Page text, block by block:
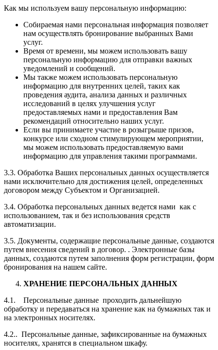
Как мы используем вашу персональную информацию:
Собираемая нами персональная информация позволяет
нам осуществлять бронирование выбранных Вами
услуг.
Время от времени, мы можем использовать вашу
персональную информацию для отправки важных
уведомлений и сообщений.
Мы также можем использовать персональную
информацию для внутренних целей, таких как
проведения аудита, анализа данных и различных
исследований в целях улучшения услуг
предоставляемых нами и предоставления Вам
рекомендаций относительно наших услуг.
Если вы принимаете участие в розыгрыше призов,
конкурсе или сходном стимулирующем мероприятии,
мы можем использовать предоставляемую вами
информацию для управления такими программами.
3.3. Обработка Ваших персональных данных осуществляется
нами исключительно для достижения целей, определенных
договором между Субъектом и Организацией.
3.4. Обработка персональных данных ведется нами как с
использованием, так и без использования средств
автоматизации.
3.5. Документы, содержащие персональные данные, создаются
путем внесения сведений в договор. . Электронные базы
данных, создаются путем заполнения форм регистрации, форм
бронирования на нашем сайте.
ХРАНЕНИЕ ПЕРСОНАЛЬНЫХ ДАННЫХ
4.1. Персональные данные проходить дальнейшую
обработку и передаваться на хранение как на бумажных так и
на электронных носителях.
4.2.. Персональные данные, зафиксированные на бумажных
носителях, хранятся в специальном шкафу.